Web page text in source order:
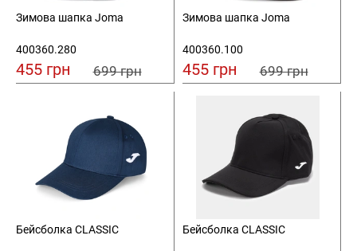
Зимова шапка Joma
400360.280
455 грн 699 грн
Зимова шапка Joma
400360.100
455 грн 699 грн
Бейсболка CLASSIC Бейсболка CLASSIC